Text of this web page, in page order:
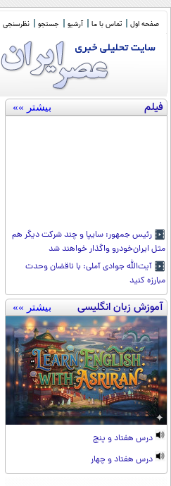
صفحه اول تماس با ما آرشیو جستجو نظرسنجی
فیلم بیشتر »»
رئیس جمهور: سایپا و چند شرکت دیگر هم
مثل ایران‌خودرو واگذار خواهند شد
آیت‌الله جوادی آملی: با ناقضان وحدت
مبارزه کنید
آموزش زبان انگلیسی بیشتر »»
درس هفتاد و پنج
درس هفتاد و چهار